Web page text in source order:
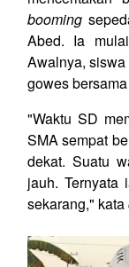
booming
Abed. Ia
Awalnya,
gowes
"Waktu SD
SMA sempat
dekat. Suatu
jauh. Ternyata
sekarang," kata